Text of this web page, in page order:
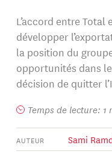
L’accord entre
développer
la position du
opportunités dans
décision de quitter
Temps de lecture: 1
AUTEUR Sami